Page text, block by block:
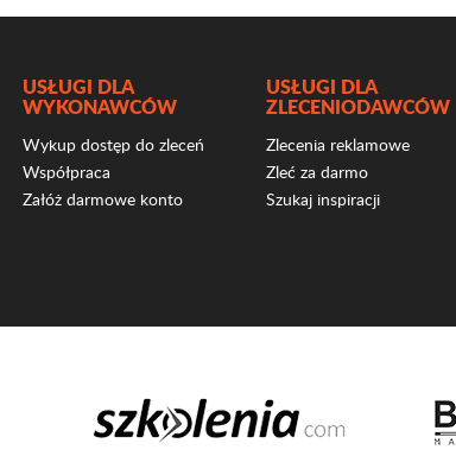
USŁUGI DLA
WYKONAWCÓW
Wykup dostęp do zleceń
Współpraca
Załóż darmowe konto
USŁUGI DLA
ZLECENIODAWCÓW
Zlecenia reklamowe
Zleć za darmo
Szukaj inspiracji